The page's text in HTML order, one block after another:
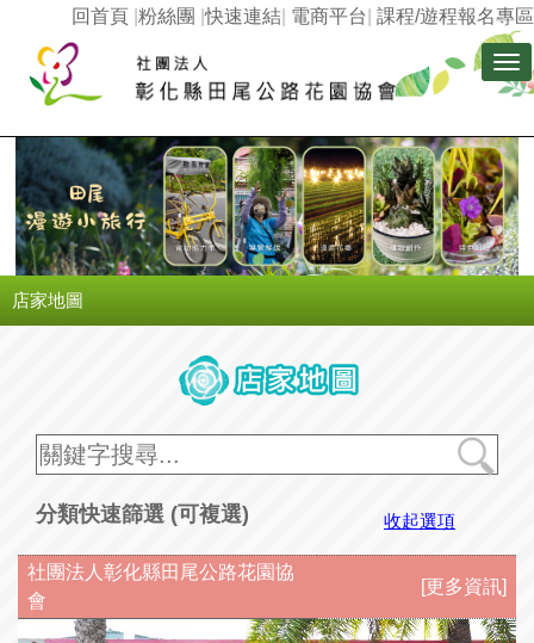
課程/遊程報名專區
電商平台
快速連結
粉絲團 |
回首頁
店家地圖
分類快速篩選 (可複選) 收起選項
社團法人彰化縣田尾公路花園協
會
[更多資訊]